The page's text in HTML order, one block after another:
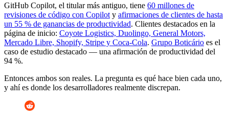
GitHub Copilot, el titular más antiguo, tiene 60 millones de
revisiones de código con Copilot y afirmaciones de clientes de hasta
un 55 % de ganancias de productividad. Clientes destacados en la
página de inicio: Coyote Logistics, Duolingo, General Motors,
Mercado Libre, Shopify, Stripe y Coca-Cola. Grupo Boticário es el
caso de estudio destacado — una afirmación de productividad del
94 %.
Entonces ambos son reales. La pregunta es qué hace bien cada uno,
y ahí es donde los desarrolladores realmente discrepan.